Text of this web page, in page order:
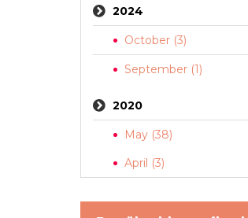
2024
October (3)
September (1)
2020
May (38)
April (3)